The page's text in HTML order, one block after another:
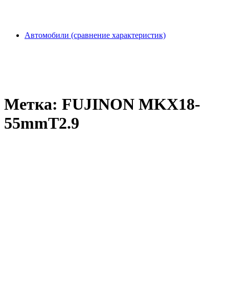
Автомобили (сравнение характеристик)
Метка: FUJINON MKX18-
55mmT2.9